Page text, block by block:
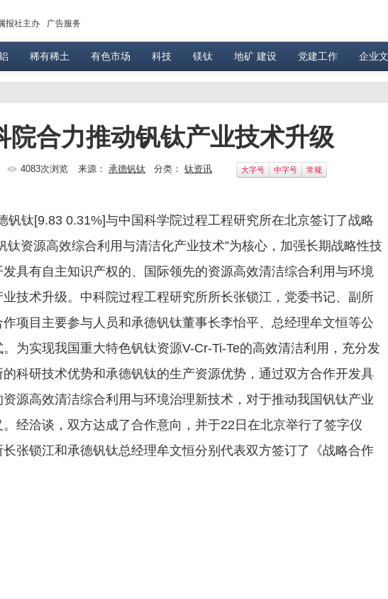
报社主办 广告服务
稀有稀土 有色市场 科技 镁钛 地矿 建设 党建工作 企业
院合力推动钒钛产业技术升级
4083次浏览 来源： 承德钒钛 分类： 钛资讯 大字号 中字号 常规
钛[9.83 0.31%]与中国科学院过程工程研究所在北京签订了战略
钛资源高效综合利用与清洁化产业技术”为核心，加强长期战略性技
具有自主知识产权的、国际领先的资源高效清洁综合利用与环境
技术升级。中科院过程工程研究所所长张锁江，党委书记、副所
项目主要参与人员和承德钒钛董事长李怡平、总经理牟文恒等公
为实现我国重大特色钒钛资源V-Cr-Ti-Te的高效清洁利用，充分发
科研技术优势和承德钒钛的生产资源优势，通过双方合作开发具
源高效清洁综合利用与环境治理新技术，对于推动我国钒钛产业
经洽谈，双方达成了合作意向，并于22日在北京举行了签字仪
张锁江和承德钒钛总经理牟文恒分别代表双方签订了《战略合作